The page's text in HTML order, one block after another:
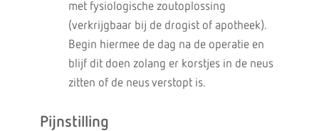
met fysiologische zoutoplossing
(verkrijgbaar bij de drogist of apotheek).
Begin hiermee de dag na de operatie en
blijf dit doen zolang er korstjes in de neus
zitten of de neus verstopt is.
Pijnstilling